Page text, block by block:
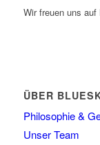
Wir freuen uns
ÜBER
Philosophie &
Unser Team